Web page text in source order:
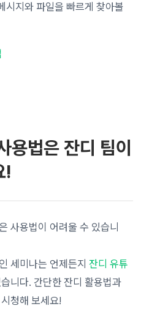
시지와 파일을 빠르게 찾아볼
용법은 잔디 팀이
!
사용법이 어려울 수 있습니
세미나는 언제든지잔디 유튜
니다. 간단한 잔디 활용법과
청해 보세요!